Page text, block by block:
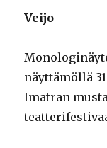
Veijo
näyttämöllä
Imatran